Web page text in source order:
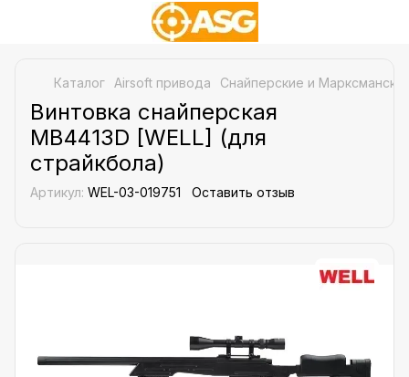
Каталог Airsoft привода Снайперские и
Винтовка снайперская
MB4413D [WELL] (для
страйкбола)
Артикул: WEL-03-019751 Оставить отзыв